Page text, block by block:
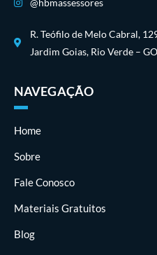
@hbmassessores
R. Teófilo de Melo Cabral,
Jardim Goias, Rio Verde –
NAVEGAÇÃO
Home
Sobre
Fale Conosco
Materiais Gratuitos
Blog